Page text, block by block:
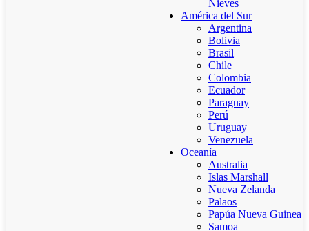
Nieves
América del Sur
Argentina
Bolivia
Brasil
Chile
Colombia
Ecuador
Paraguay
Perú
Uruguay
Venezuela
Oceanía
Australia
Islas Marshall
Nueva Zelanda
Palaos
Papúa Nueva Guinea
Samoa